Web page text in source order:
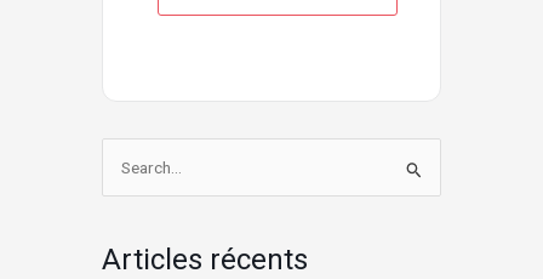
Rechercher :
Articles récents